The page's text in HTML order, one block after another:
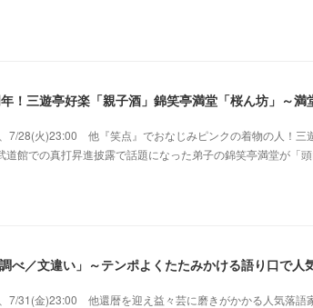
！三遊亭好楽「親子酒」錦笑亭満堂「桜ん坊」～満
7/28(火)23:00 他『笑点』でおなじみピンクの着物の人！三
道館での真打昇進披露で話題になった弟子の錦笑亭満堂が「
べ／文違い」～テンポよくたたみかける語り口で人
7/31(金)23:00 他還暦を迎え益々芸に磨きがかかる人気落語